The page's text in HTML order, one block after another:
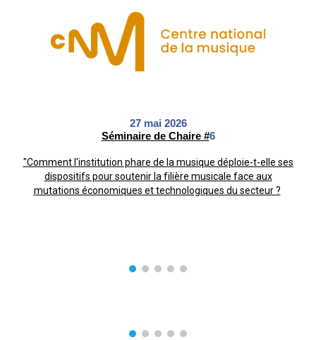
27mai 2026
Séminaire de Chaire #6
"Comment l'institution phare de la musique déploie-t-elle ses
dispositifs pour soutenir la filière musicale face aux
mutations économiques et technologiques du secteur ?